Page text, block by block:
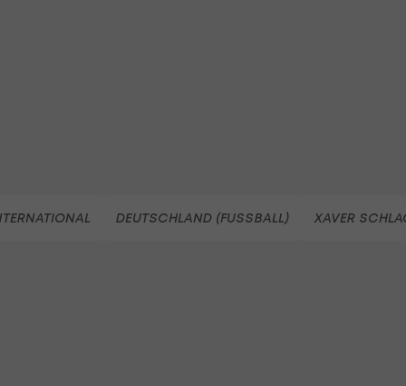
DEUTSCHLAND (FUSSBALL) XAVER